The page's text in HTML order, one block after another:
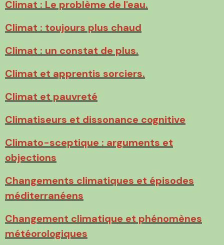
Climat : Le problème de l'eau.
Climat : toujours plus chaud
Climat : un constat de plus.
Climat et apprentis sorciers.
Climat et pauvreté
Climatiseurs et dissonance cognitive
Climato-sceptique : arguments et
objections
Changements climatiques et épisodes
méditerranéens
Changement climatique et phénomènes
météorologiques